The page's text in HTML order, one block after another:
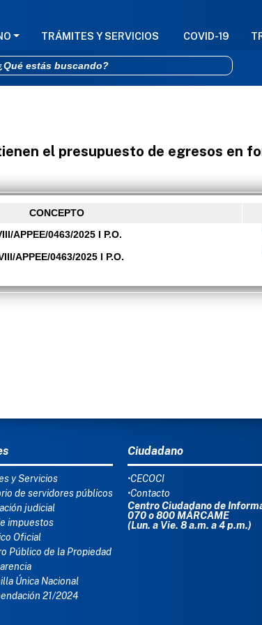
PRINCIPAL
TRÁMITES Y SERVICIOS COVID-19
el presupuesto de egresos en
CONCEPTO
APPEE/0463/2025 I P.O.
APPEE/0463/2025 I P.O.
DEL PIE
y Servicios
de servidores públicos
judicial
impuestos
Oficial
Público de la Propiedad
Única Nacional
21/2024
Ciudadano
•CECOCI
•Contacto
Centro Ciudadano de
070 o 800 MÁRCAME
(Lun. a Vie. 8 a.m. a 4 p.m.)